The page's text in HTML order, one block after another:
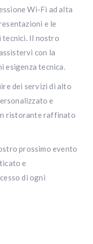
Wi-Fi ad alta
e le
tecnici. Il nostro
con la
esigenza tecnica.
dei servizi di alto
e
ristorante raffinato
prossimo evento
e
di ogni